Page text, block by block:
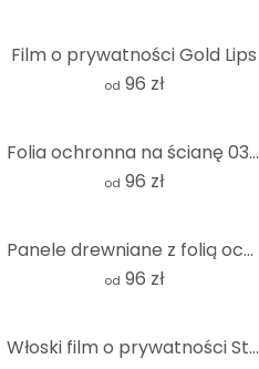
Film o prywatności Gold Lips
od 96 zł
Folia ochronna na ścianę 03 - Panorama
od 96 zł
Panele drewniane z folią ochronną 04 - kwadrat
od 96 zł
Włoski film o prywatności Stonewall - kwadrat